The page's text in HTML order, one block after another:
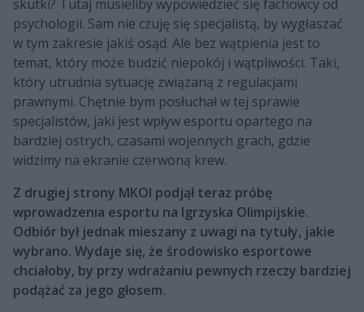
skutki? Tutaj musieliby wypowiedzieć się fachowcy od
psychologii. Sam nie czuję się specjalistą, by wygłaszać
w tym zakresie jakiś osąd. Ale bez wątpienia jest to
temat, który może budzić niepokój i wątpliwości. Taki,
który utrudnia sytuację związaną z regulacjami
prawnymi. Chętnie bym posłuchał w tej sprawie
specjalistów, jaki jest wpływ esportu opartego na
bardziej ostrych, czasami wojennych grach, gdzie
widzimy na ekranie czerwoną krew.
Z drugiej strony MKOl podjął teraz próbę
wprowadzenia esportu na Igrzyska Olimpijskie.
Odbiór był jednak mieszany z uwagi na tytuły, jakie
wybrano. Wydaje się, że środowisko esportowe
chciałoby, by przy wdrażaniu pewnych rzeczy bardziej
podążać za jego głosem.